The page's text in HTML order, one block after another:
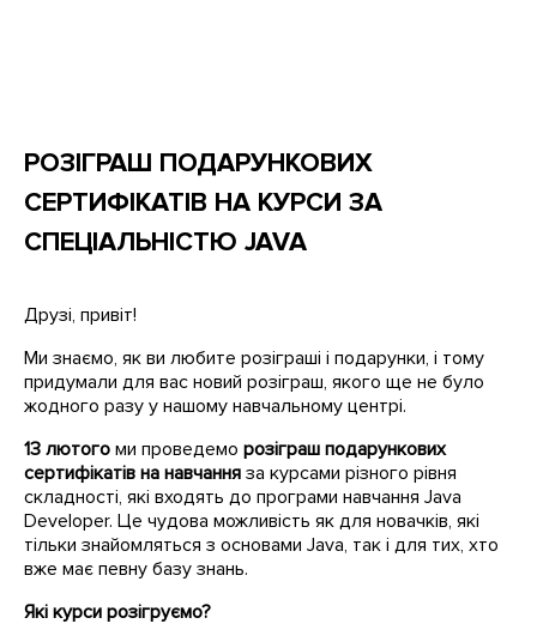
РОЗІГРАШ ПОДАРУНКОВИХ
СЕРТИФІКАТІВ НА КУРСИ ЗА
СПЕЦІАЛЬНІСТЮ JAVA
Друзі, привіт!
Ми знаємо, як ви любите розіграші і подарунки, і тому
придумали для вас новий розіграш, якого ще не було
жодного разу у нашому навчальному центрі.
13 лютого ми проведемо розіграш подарункових
сертифікатів на навчання за курсами різного рівня
складності, які входять до програми навчання Java
Developer. Це чудова можливість як для новачків, які
тільки знайомляться з основами Java, так і для тих, хто
вже має певну базу знань.
Які курси розігруємо?